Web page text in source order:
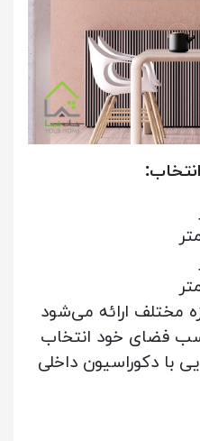
مختلف ارائه می‌شود
فضای خود انتخاب
با دکوراسیون داخلی